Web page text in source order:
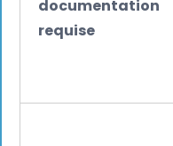
documentation
requise